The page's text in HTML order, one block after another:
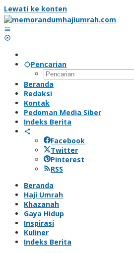
Lewati ke konten
Pencarian
Beranda
Redaksi
Kontak
Pedoman Media Siber
Indeks Berita
Facebook
Twitter
Pinterest
RSS
Beranda
Haji Umrah
Khazanah
Gaya Hidup
Inspirasi
Kuliner
Indeks Berita